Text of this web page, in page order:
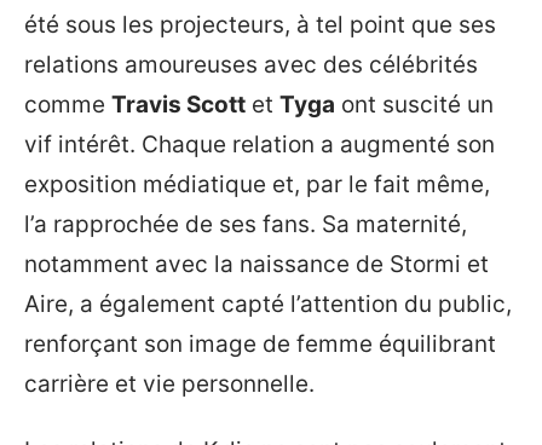
été sous les projecteurs, à tel point que ses
relations amoureuses avec des célébrités
comme Travis Scott et Tyga ont suscité un
vif intérêt. Chaque relation a augmenté son
exposition médiatique et, par le fait même,
l’a rapprochée de ses fans. Sa maternité,
notamment avec la naissance de Stormi et
Aire, a également capté l’attention du public,
renforçant son image de femme équilibrant
carrière et vie personnelle.